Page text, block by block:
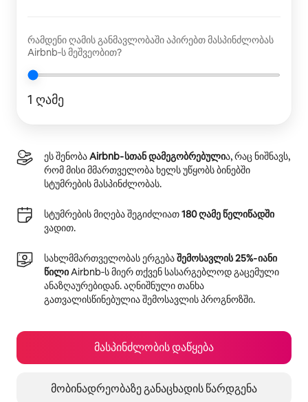
რამდენი ღამის განმავლობაში აპირებთ მასპინძლობას
Airbnb‑ს მეშვეობით?
1 ღამე
ეს შენობაAirbnb‑სთან დამეგობრებულია, რაც ნიშნავს,
რომ მისი მმართველობა ხელს უწყობს ბინებში
სტუმრების მასპინძლობას.
სტუმრების მიღება შეგიძლიათ180 ღამე წელიწადში
ვადით.
სახლმმართველობას ერგებაშემოსავლის 25%‑იანი
წილიAirbnb‑ს მიერ თქვენ სასარგებლოდ გაცემული
ანაზღაურებიდან. აღნიშნული თანხა
გათვალისწინებულია შემოსავლის პროგნოზში.
მასპინძლობის დაწყება
მობინადრეობაზე განაცხადის წარდგენა